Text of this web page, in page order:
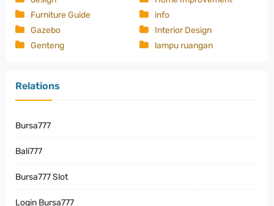
Furniture Guide
Gazebo
Genteng
info
Interior Design
lampu ruangan
Relations
Bursa777
Bali777
Bursa777 Slot
Login Bursa777